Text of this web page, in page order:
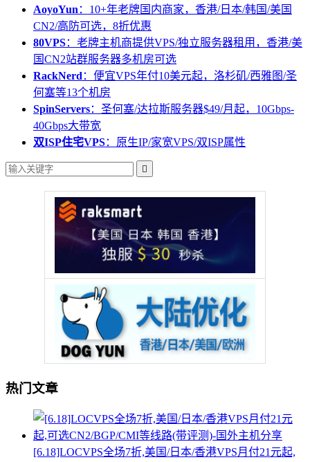
AoyoYun ：10+年老牌国内商家，香港/日本/韩国/美国
CN2/高防可选，8折优惠
80VPS：老牌主机商提供VPS/独立服务器租用，香港/美
国CN2站群服务器多机房可选
RackNerd ：便宜VPS年付10美元起，洛杉矶/西雅图/圣
何塞等13个机房
SpinServers：圣何塞/达拉斯服务器$49/月起，10Gbps-
40Gbps大带宽
双ISP住宅VPS：原生IP/家宽VPS/双ISP属性

热门文章
[6.18]LOCVPS全场7折,美国/日本/香港VPS月付21元起,